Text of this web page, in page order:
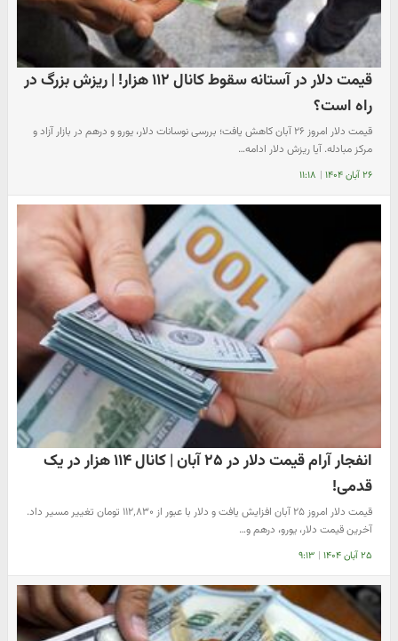
قیمت دلار در آستانه سقوط کانال ۱۱۲ هزار! | ریزش بزرگ در
راه است؟
قیمت دلار امروز ۲۶ آبان کاهش یافت؛ بررسی نوسانات دلار، یورو و درهم در بازار آزاد و
مرکز مبادله. آیا ریزش دلار ادامه…
۲۶ آبان ۱۴۰۴ | ۱۱:۱۸
انفجار آرام قیمت دلار در ۲۵ آبان | کانال ۱۱۴ هزار در یک
قدمی!
قیمت دلار امروز ۲۵ آبان افزایش یافت و دلار با عبور از ۱۱۲٬۸۳۰ تومان تغییر مسیر داد.
آخرین قیمت دلار، یورو، درهم و…
۲۵ آبان ۱۴۰۴ | ۹:۱۳